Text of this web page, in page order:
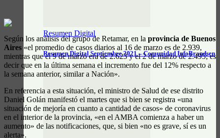
Resumen Digital
Resumen Digital Septiembre 2021 – Comunidad InfoBrandsen
Según los análisis del grupo de Retamar, en la provincia de Buenos
Aires «el promedio de casos diarios al 16 de marzo es de 2.939,
mientras que el 9 de marzo era de 2.623 y el 2 de marzo de 2.495; es
decir que en la última semana el incremento fue del 12% respecto a
la semana anterior, similar a Nación».
En referencia a esta situación, el ministro de Salud de ese distrito
Daniel Golán manifestó el martes que si bien se registra «una
situación de mejoría en cuanto a cantidad de casos» de coronavirus
en el interior de la provincia, «en el AMBA comienza a haber un
aumento» de las notificaciones, que, si bien «no es grave, sí es un
alerta».